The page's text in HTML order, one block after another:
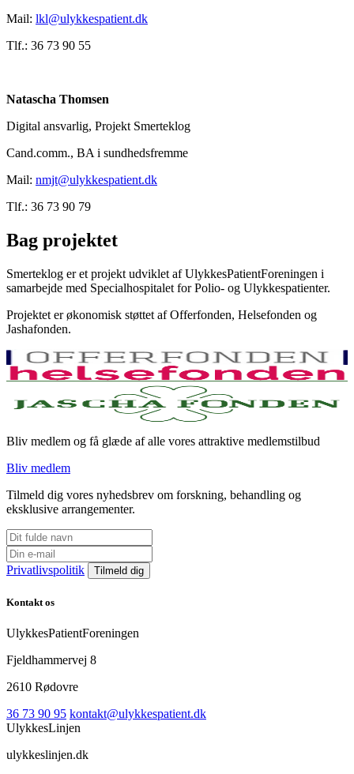
Mail: lkl@ulykkespatient.dk
Tlf.: 36 73 90 55
Natascha Thomsen
Digital ansvarlig, Projekt Smerteklog
Cand.comm., BA i sundhedsfremme
Mail: nmjt@ulykkespatient.dk
Tlf.: 36 73 90 79
Bag projektet
Smerteklog er et projekt udviklet af UlykkesPatientForeningen i
samarbejde med Specialhospitalet for Polio- og Ulykkespatienter.
Projektet er økonomisk støttet af Offerfonden, Helsefonden og
Jashafonden.
Bliv medlem og få glæde af alle vores attraktive medlemstilbud
Bliv medlem
Tilmeld dig vores nyhedsbrev om forskning, behandling og
eksklusive arrangementer.
Privatlivspolitik
Kontakt os
UlykkesPatientForeningen
Fjeldhammervej 8
2610 Rødovre
36 73 90 95 kontakt@ulykkespatient.dk
UlykkesLinjen
ulykkeslinjen.dk